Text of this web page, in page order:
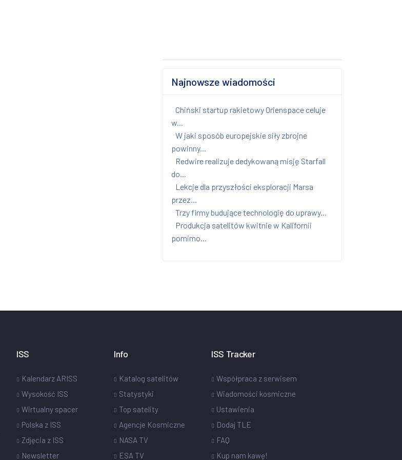
Najnowsze wiadomości
Chiński startup rakietowy Orienspace celuje
w...
W jaki sposób europejskie siły zbrojne
powinny...
Redwire realizuje dedykowaną misję Starfall
do...
Lekcje dla przyszłości eksploracji Marsa
przez...
Trzy firmy budujące technologię do uprawy...
Produkcja satelitów kwitnie w Kalifornii
pomimo...
ISS
Kalendarz ARISS
Wysokość ISS
Wirtualny spacer
Polska z ISS
Zdjęcia z ISS
Newsletter
Info
Katalog satelitów
Statystyki
Top satelity
Agencje Kosmiczne
NASA TV
ESA TV
ISS Tracker
Współpraca z serwisem
Wiadomości kosmiczne
Ustawienia
Dodaj TLE
FAQ
Kup nam kawę!